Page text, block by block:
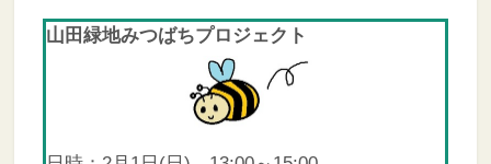
山田緑地みつばちプロジェクト